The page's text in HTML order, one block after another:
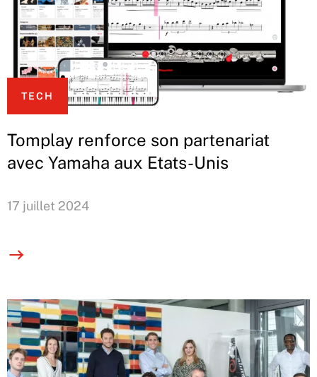
TECH
Tomplay renforce son partenariat
avec Yamaha aux Etats-Unis
17 juillet 2024